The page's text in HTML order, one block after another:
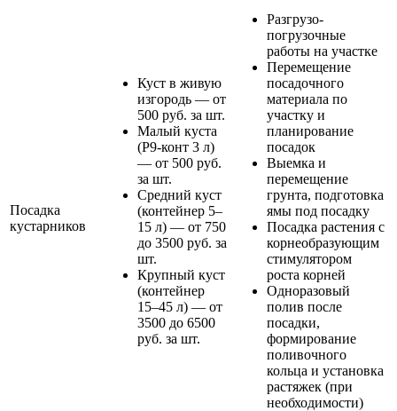
Посадка
кустарников
Куст в живую
изгородь — от
500 руб. за шт.
Малый куста
(Р9-конт 3 л)
— от 500 руб.
за шт.
Средний куст
(контейнер 5–
15 л) — от 750
до 3500 руб. за
шт.
Крупный куст
(контейнер
15–45 л) — от
3500 до 6500
руб. за шт.
Разгрузо-
погрузочные
работы на участке
Перемещение
посадочного
материала по
участку и
планирование
посадок
Выемка и
перемещение
грунта, подготовка
ямы под посадку
Посадка растения с
корнеобразующим
стимулятором
роста корней
Одноразовый
полив после
посадки,
формирование
поливочного
кольца и установка
растяжек (при
необходимости)